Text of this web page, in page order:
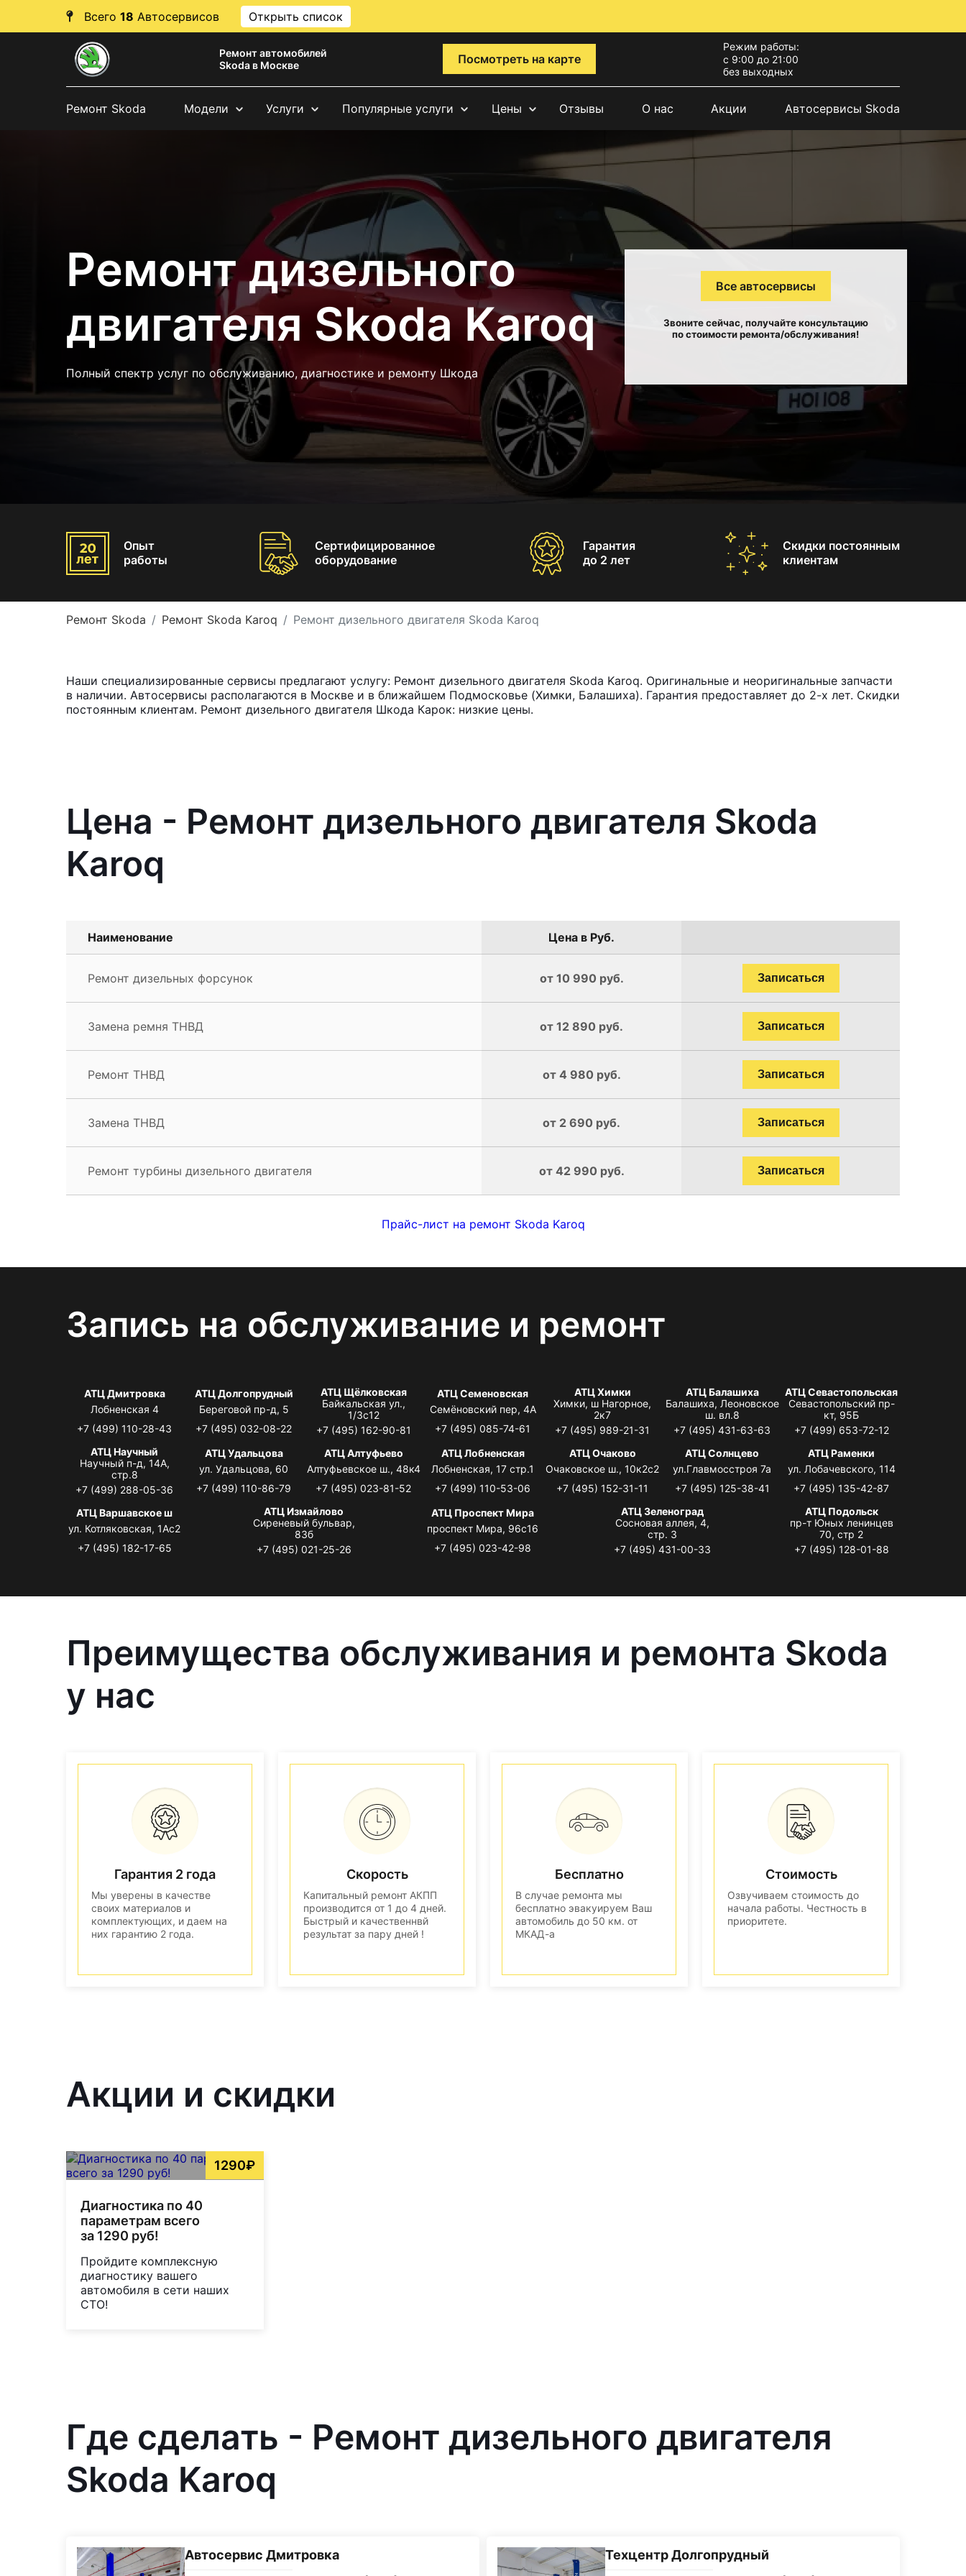
Всего 18 Автосервисов Открыть список
Ремонт автомобилей
Skoda в Москве
Посмотреть на карте
Режим работы:
с 9:00 до 21:00
без выходных
Ремонт Skoda Модели Услуги Популярные услуги Цены Отзывы О нас Акции Автосервисы Skoda
Ремонт дизельного
двигателя Skoda Karoq
Полный спектр услуг по обслуживанию, диагностике и ремонту Шкода
Все автосервисы
Звоните сейчас, получайте консультацию
по стоимости ремонта/обслуживания!
Опыт
работы
Сертифицированное
оборудование
Гарантия
до 2 лет
Скидки постоянным
клиентам
Ремонт Skoda Ремонт Skoda Karoq Ремонт дизельного двигателя Skoda Karoq
Наши специализированные сервисы предлагают услугу: Ремонт дизельного двигателя Skoda Karoq. Оригинальные и неоригинальные запчасти
в наличии. Автосервисы располагаются в Москве и в ближайшем Подмосковье (Химки, Балашиха). Гарантия предоставляет до 2-х лет. Скидки
постоянным клиентам. Ремонт дизельного двигателя Шкода Карок: низкие цены.
Цена - Ремонт дизельного двигателя Skoda
Karoq
Наименование Цена в Руб.
Ремонт дизельных форсунок от 10 990 руб. Записаться
Замена ремня ТНВД от 12 890 руб. Записаться
Ремонт ТНВД от 4 980 руб. Записаться
Замена ТНВД от 2 690 руб. Записаться
Ремонт турбины дизельного двигателя от 42 990 руб. Записаться
Прайс-лист на ремонт Skoda Karoq
Запись на обслуживание и ремонт
АТЦ Дмитровка
Лобненская 4
+7 (499) 110-28-43
АТЦ Долгопрудный
Береговой пр-д, 5
+7 (495) 032-08-22
АТЦ Щёлковская
Байкальская ул.,
1/3с12
+7 (495) 162-90-81
АТЦ Семеновская
Семёновский пер, 4А
+7 (495) 085-74-61
АТЦ Химки
Химки, ш Нагорное,
2к7
+7 (495) 989-21-31
АТЦ Балашиха
Балашиха, Леоновское
ш. вл.8
+7 (495) 431-63-63
АТЦ Севастопольская
Севастопольский пр-
кт, 95Б
+7 (499) 653-72-12
АТЦ Научный
Научный п-д, 14А,
стр.8
+7 (499) 288-05-36
АТЦ Удальцова
ул. Удальцова, 60
+7 (499) 110-86-79
АТЦ Алтуфьево
Алтуфьевское ш., 48к4
+7 (495) 023-81-52
АТЦ Лобненская
Лобненская, 17 стр.1
+7 (499) 110-53-06
АТЦ Очаково
Очаковское ш., 10к2с2
+7 (495) 152-31-11
АТЦ Солнцево
ул.Главмосстроя 7а
+7 (495) 125-38-41
АТЦ Раменки
ул. Лобачевского, 114
+7 (495) 135-42-87
АТЦ Варшавское ш
ул. Котляковская, 1Ас2
+7 (495) 182-17-65
АТЦ Измайлово
Сиреневый бульвар,
83б
+7 (495) 021-25-26
АТЦ Проспект Мира
проспект Мира, 96с16
+7 (495) 023-42-98
АТЦ Зеленоград
Сосновая аллея, 4,
стр. 3
+7 (495) 431-00-33
АТЦ Подольск
пр-т Юных ленинцев
70, стр 2
+7 (495) 128-01-88
Преимущества обслуживания и ремонта Skoda
у нас
Гарантия 2 года
Мы уверены в качестве
своих материалов и
комплектующих, и даем на
них гарантию 2 года.
Скорость
Капитальный ремонт АКПП
производится от 1 до 4 дней.
Быстрый и качественнвй
результат за пару дней !
Бесплатно
В случае ремонта мы
бесплатно эвакуируем Ваш
автомобиль до 50 км. от
МКАД-а
Стоимость
Озвучиваем стоимость до
начала работы. Честность в
приоритете.
Акции и скидки
1290₽
Диагностика по 40
параметрам всего
за 1290 руб!
Пройдите комплексную
диагностику вашего
автомобиля в сети наших
СТО!
Где сделать - Ремонт дизельного двигателя
Skoda Karoq
Автосервис Дмитровка
Техцентр Долгопрудный